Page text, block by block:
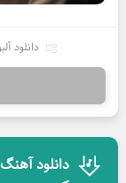
دانلود
دانلود